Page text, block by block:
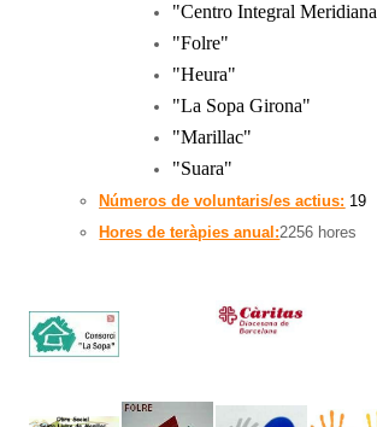
"Centro Integral Meridiana
"Folre"
"Heura"
"La Sopa Girona"
"Marillac"
"Suara"
Números de voluntaris/es actius: 19
Hores de teràpies anual:2256 hores